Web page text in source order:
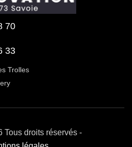
70
33
Trolles
Tous droits réservés -